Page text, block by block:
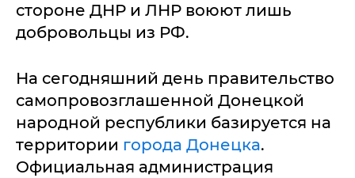
стороне ДНР и ЛНР воюют лишь
добровольцы из РФ.
На сегодняшний день правительство
самопровозглашенной Донецкой
народной республики базируется на
территории города Донецка.
Официальная администрация